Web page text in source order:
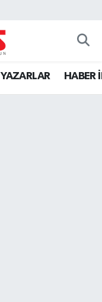
YAZARLAR HABER